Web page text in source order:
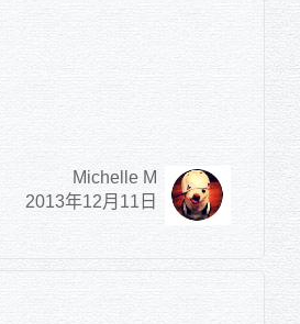
Michelle M
2013年12月11日